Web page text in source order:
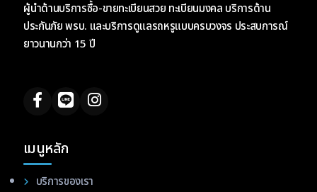
ผู้นำด้านบริการซื้อ-ขายทะเบียนสวย ทะเบียนมงคล บริการด้าน
ประกันภัย พรบ. และบริการดูแลรถหรูแบบครบวงจร ประสบการณ์
ยาวนานกว่า 15 ปี
เมนูหลัก
บริการของเรา